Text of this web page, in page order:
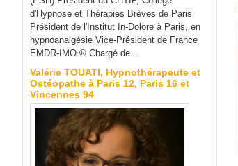
d'Hypnose et Thérapies Brèves de Paris
Président de l'Institut In-Dolore à Paris, en
hypnoanalgésie Vice-Président de France
EMDR-IMO ® Chargé de...
Valérie TOUATI, Hypnothérapeute et
Ostéopathe à Paris 12, Paris 16 et
Vincennes 94